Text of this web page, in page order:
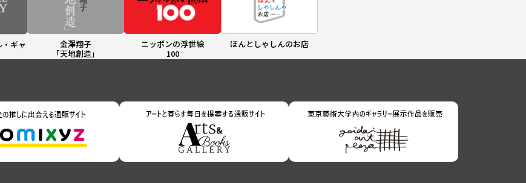
ギャ
金澤翔子
「天地創造」
ニッポンの浮世絵
100
ほんとしゃしんのお店